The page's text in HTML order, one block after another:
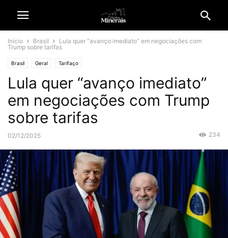
Início Brasil
Lula quer “avanço imediato” em negociações com
Trump sobre tarifas
Brasil Geral Tarifaço
Lula quer “avanço imediato”
em negociações com Trump
sobre tarifas
02/12/2025 234